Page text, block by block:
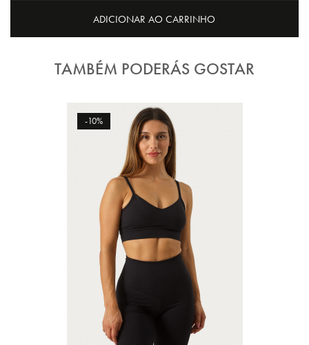
ADICIONAR AO CARRINHO
TAMBÉM PODERÁS GOSTAR
-10%